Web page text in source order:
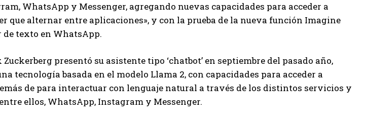
WhatsApp y Messenger, agregando nuevas capacidades para acceder a
que alternar entre aplicaciones», y con la prueba de la nueva función Imagine
texto en WhatsApp.
presentó su asistente tipo ‘chatbot’ en septiembre del pasado año,
tecnología basada en el modelo Llama 2, con capacidades para acceder a
de para interactuar con lenguaje natural a través de los distintos servicios y
ellos, WhatsApp, Instagram y Messenger.